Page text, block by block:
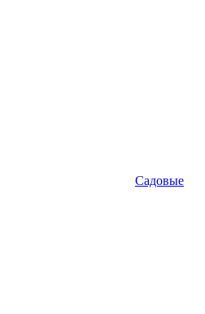
Садовые